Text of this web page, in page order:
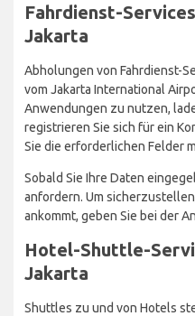
Fahrdienst-
Jakarta
Abholungen von Fahrdienst-
vom Jakarta International
Anwendungen zu nutzen,
registrieren Sie sich für ein
Sie die erforderlichen Felder
Sobald Sie Ihre Daten
anfordern. Um
ankommt, geben Sie bei der
Hotel-Shuttle-
Jakarta
Shuttles zu und von Hotels